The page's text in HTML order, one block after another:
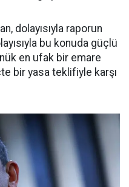
dolayısıyla raporun
bu konuda güçlü
en ufak bir emare
bir yasa teklifiyle karşı